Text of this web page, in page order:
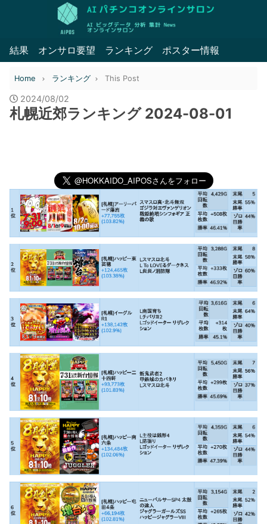
結果 オンサロ要望 ランキング ポスター情報
Home ランキング This Post
2024/08/02
札幌近郊ランキング 2024-08-01